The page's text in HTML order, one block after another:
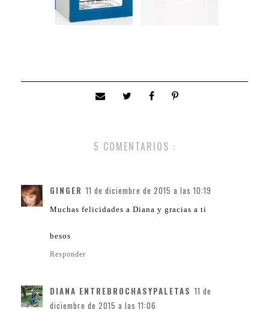
5 COMENTARIOS :
GINGER 11 de diciembre de 2015 a las 10:19
Muchas felicidades a Diana y gracias a ti
besos
Responder
DIANA ENTREBROCHASYPALETAS 11 de
diciembre de 2015 a las 11:06